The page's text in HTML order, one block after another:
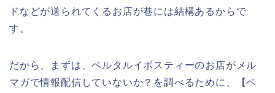
ドなどが送られてくるお店が巷には結構あるからで
す。
だから、まずは、ベルタルイボスティーのお店がメル
マガで情報配信していないか？を調べるために、【ベ